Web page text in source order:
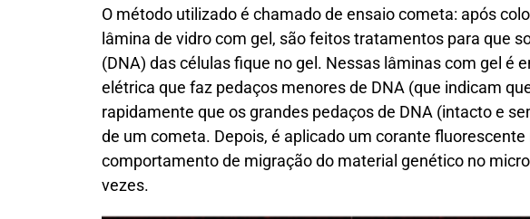
O método utilizado é chamado de ensaio cometa: após
lâmina de vidro com gel, são feitos tratamentos para que
(DNA) das células fique no gel. Nessas lâminas com gel é
elétrica que faz pedaços menores de DNA (que indicam
rapidamente que os grandes pedaços de DNA (intacto e
de um cometa. Depois, é aplicado um corante
comportamento de migração do material genético no
vezes.